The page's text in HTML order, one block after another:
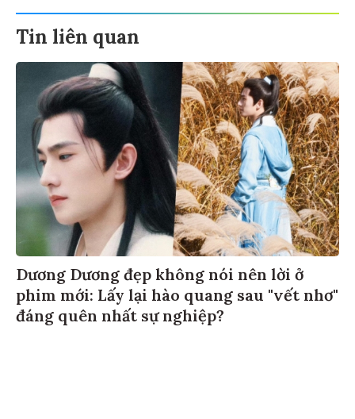
Tin liên quan
Dương Dương đẹp không nói nên lời ở
phim mới: Lấy lại hào quang sau "vết nhơ"
đáng quên nhất sự nghiệp?